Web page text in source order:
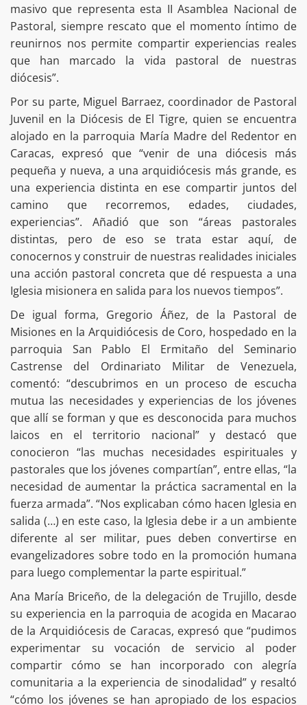
masivo que representa esta II Asamblea Nacional de
Pastoral, siempre rescato que el momento íntimo de
reunirnos nos permite compartir experiencias reales
que han marcado la vida pastoral de nuestras
diócesis”.
Por su parte, Miguel Barraez, coordinador de Pastoral
Juvenil en la Diócesis de El Tigre, quien se encuentra
alojado en la parroquia María Madre del Redentor en
Caracas, expresó que “venir de una diócesis más
pequeña y nueva, a una arquidiócesis más grande, es
una experiencia distinta en ese compartir juntos del
camino que recorremos, edades, ciudades,
experiencias”. Añadió que son “áreas pastorales
distintas, pero de eso se trata estar aquí, de
conocernos y construir de nuestras realidades iniciales
una acción pastoral concreta que dé respuesta a una
Iglesia misionera en salida para los nuevos tiempos”.
De igual forma, Gregorio Áñez, de la Pastoral de
Misiones en la Arquidiócesis de Coro, hospedado en la
parroquia San Pablo El Ermitaño del Seminario
Castrense del Ordinariato Militar de Venezuela,
comentó: “descubrimos en un proceso de escucha
mutua las necesidades y experiencias de los jóvenes
que allí se forman y que es desconocida para muchos
laicos en el territorio nacional” y destacó que
conocieron “las muchas necesidades espirituales y
pastorales que los jóvenes compartían”, entre ellas, “la
necesidad de aumentar la práctica sacramental en la
fuerza armada”. “Nos explicaban cómo hacen Iglesia en
salida (…) en este caso, la Iglesia debe ir a un ambiente
diferente al ser militar, pues deben convertirse en
evangelizadores sobre todo en la promoción humana
para luego complementar la parte espiritual.”
Ana María Briceño, de la delegación de Trujillo, desde
su experiencia en la parroquia de acogida en Macarao
de la Arquidiócesis de Caracas, expresó que “pudimos
experimentar su vocación de servicio al poder
compartir cómo se han incorporado con alegría
comunitaria a la experiencia de sinodalidad” y resaltó
“cómo los jóvenes se han apropiado de los espacios